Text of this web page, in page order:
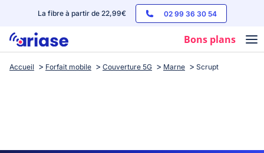
La fibre à partir de 22,99€ 02 99 36 30 54
Bons plans
Box internet
Accueil Forfait mobile Couverture 5G Marne Scrupt